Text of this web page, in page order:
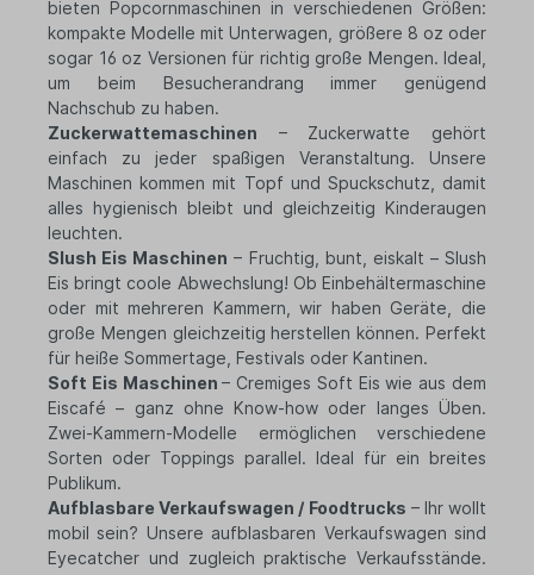
bieten Popcornmaschinen in verschiedenen Größen:
kompakte Modelle mit Unterwagen, größere 8 oz oder
sogar 16 oz Versionen für richtig große Mengen. Ideal,
um beim Besucherandrang immer genügend
Nachschub zu haben.
Zuckerwattemaschinen – Zuckerwatte gehört
einfach zu jeder spaßigen Veranstaltung. Unsere
Maschinen kommen mit Topf und Spuckschutz, damit
alles hygienisch bleibt und gleichzeitig Kinderaugen
leuchten.
Slush Eis Maschinen – Fruchtig, bunt, eiskalt – Slush
Eis bringt coole Abwechslung! Ob Einbehältermaschine
oder mit mehreren Kammern, wir haben Geräte, die
große Mengen gleichzeitig herstellen können. Perfekt
für heiße Sommertage, Festivals oder Kantinen.
Soft Eis Maschinen– Cremiges Soft Eis wie aus dem
Eiscafé – ganz ohne Know-how oder langes Üben.
Zwei-Kammern-Modelle ermöglichen verschiedene
Sorten oder Toppings parallel. Ideal für ein breites
Publikum.
Aufblasbare Verkaufswagen / Foodtrucks – Ihr wollt
mobil sein? Unsere aufblasbaren Verkaufswagen sind
Eyecatcher und zugleich praktische Verkaufsstände.